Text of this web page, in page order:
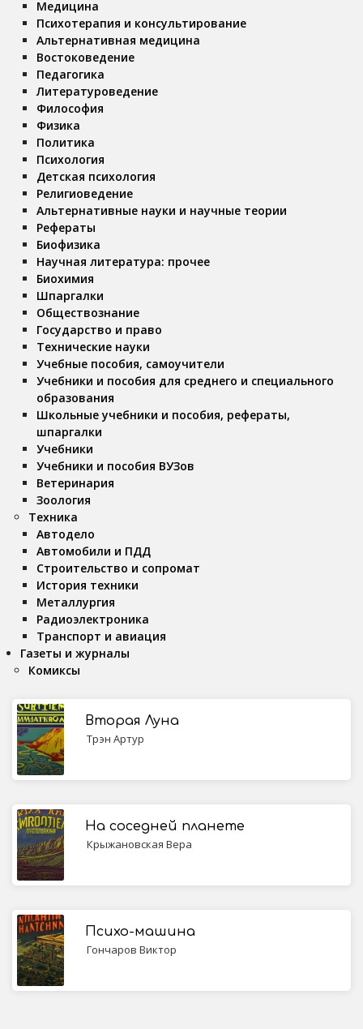
Вторая Луна
Трэн Артур
На соседней планете
Крыжановская Вера
Психо-машина
Гончаров Виктор
Медицина
Психотерапия и консультирование
Альтернативная медицина
Востоковедение
Педагогика
Литературоведение
Философия
Физика
Политика
Психология
Детская психология
Религиоведение
Альтернативные науки и научные теории
Рефераты
Биофизика
Научная литература: прочее
Биохимия
Шпаргалки
Обществознание
Государство и право
Технические науки
Учебные пособия, самоучители
Учебники и пособия для среднего и специального
образования
Школьные учебники и пособия, рефераты,
шпаргалки
Учебники
Учебники и пособия ВУЗов
Ветеринария
Зоология
Техника
Автодело
Автомобили и ПДД
Строительство и сопромат
История техники
Металлургия
Радиоэлектроника
Транспорт и авиация
Газеты и журналы
Комиксы